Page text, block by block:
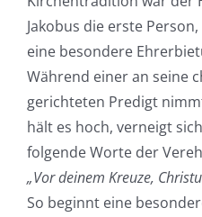
Jakobus die erste
eine besondere
Während einer an seine
gerichteten Predigt
hält es hoch, verneigt
folgende Worte der
„Vor deinem Kreuze,
So beginnt eine